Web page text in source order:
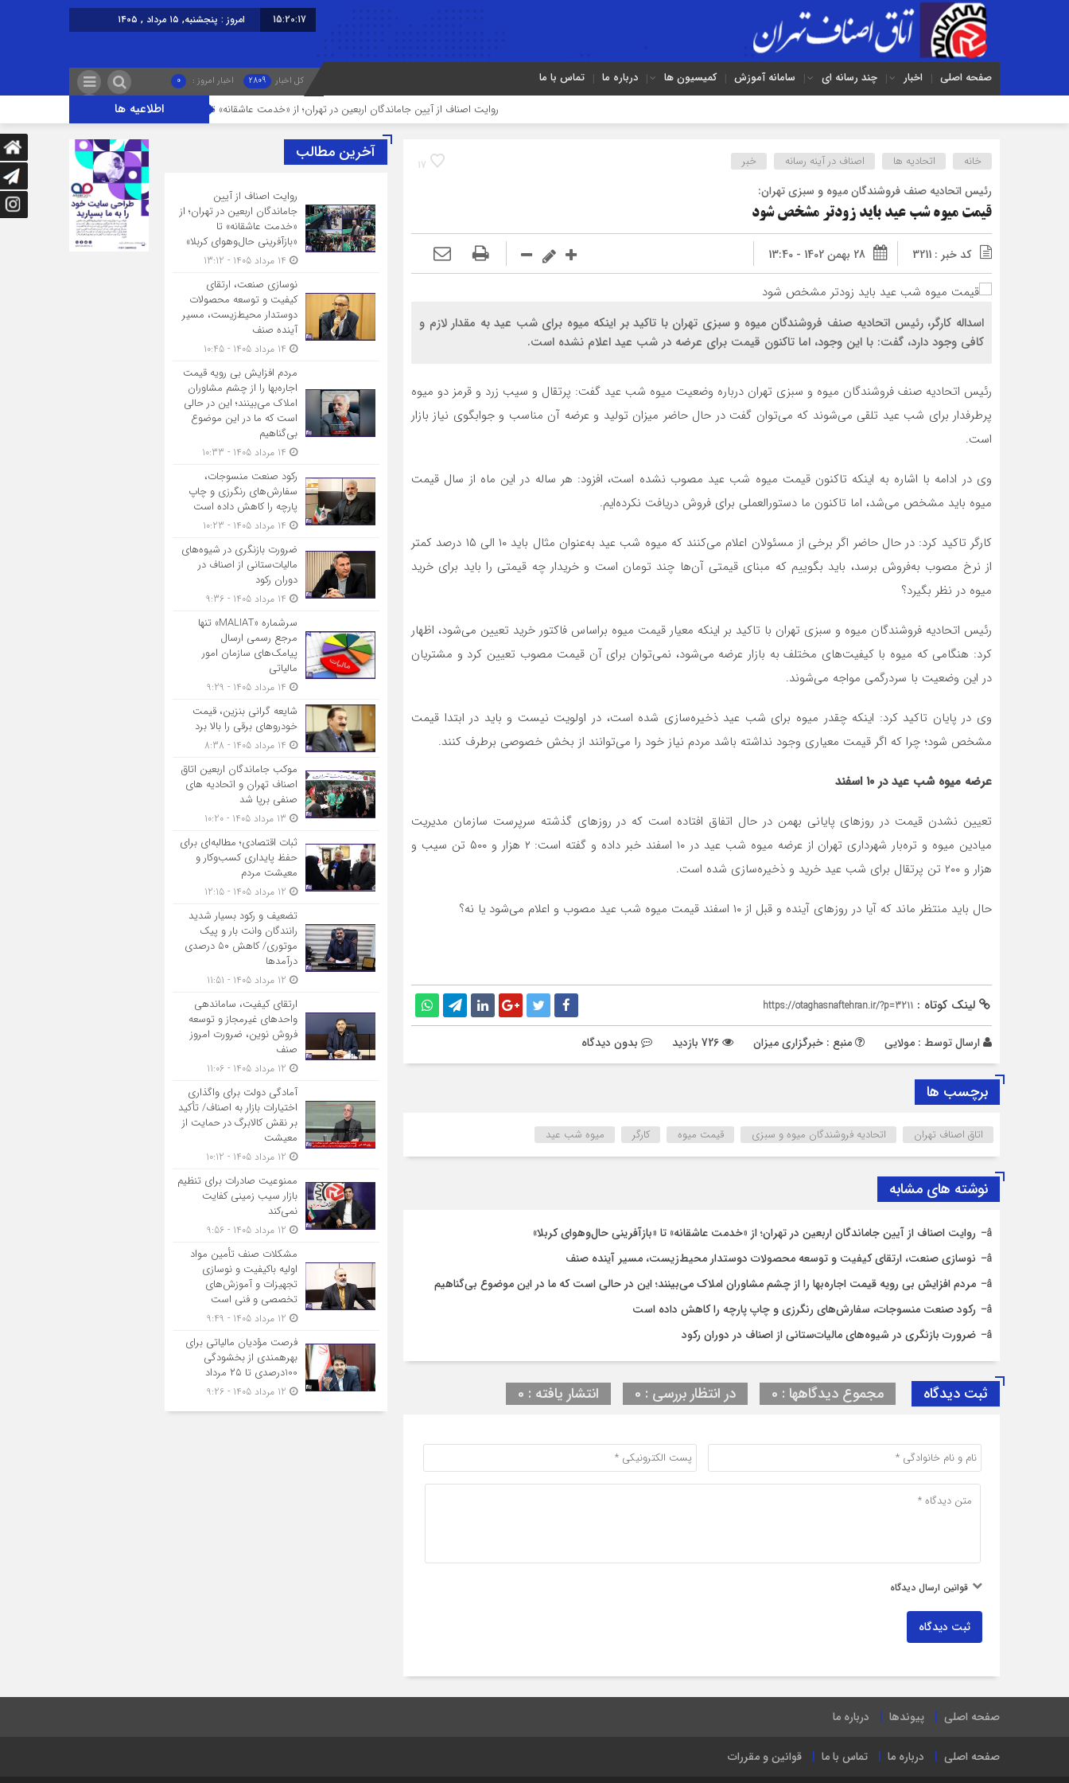
15:20:18 امروز : پنجشنبه, ۱۵ مرداد , ۱۴۰۵
صفحه اصلی اخبار چند رسانه ای سامانه آموزش کمیسیون ها درباره ما تماس با ما کل اخبار 2809 اخبار امروز : 0
اطلاعیه ها
روایت اصناف از آیین جاماندگان اربعین در تهران؛ از «خدمت عاشقانه» تا «بازآفرینی حال‌وهوای کربلا»
17 خانه اتحادیه ها اصناف در آینه رسانه خبر
رئیس اتحادیه صنف فروشندگان میوه و سبزی تهران:
قیمت میوه شب عید باید زودتر مشخص شود
کد خبر : 3211 28 بهمن 1402 - 13:40
اسداله کارگر، رئیس اتحادیه صنف فروشندگان میوه و سبزی تهران با تاکید بر اینکه میوه برای شب عید به مقدار لازم و
کافی وجود دارد، گفت: با این وجود، اما تاکنون قیمت برای عرضه در شب عید اعلام نشده است.
رئیس اتحادیه صنف فروشندگان میوه و سبزی تهران درباره وضعیت میوه شب عید گفت: پرتقال و سیب زرد و قرمز دو میوه
پرطرفدار برای شب عید تلقی می‌شوند که می‌توان گفت در حال حاضر میزان تولید و عرضه آن مناسب و جوابگوی نیاز بازار
است.
وی در ادامه با اشاره به اینکه تاکنون قیمت میوه شب عید مصوب نشده است، افزود: هر ساله در این ماه از سال قیمت
میوه باید مشخص می‌شد، اما تاکنون ما دستورالعملی برای فروش دریافت نکرده‌ایم.
کارگر تاکید کرد: در حال حاضر اگر برخی از مسئولان اعلام می‌کنند که میوه شب عید به‌عنوان مثال باید ۱۰ الی ۱۵ درصد کمتر
از نرخ مصوب به‌فروش برسد، باید بگوییم که مبنای قیمتی آن‌ها چند تومان است و خریدار چه قیمتی را باید برای خرید
میوه در نظر بگیرد؟
رئیس اتحادیه فروشندگان میوه و سبزی تهران با تاکید بر اینکه معیار قیمت میوه براساس فاکتور خرید تعیین می‌شود، اظهار
کرد: هنگامی که میوه با کیفیت‌های مختلف به بازار عرضه می‌شود، نمی‌توان برای آن قیمت مصوب تعیین کرد و مشتریان
در این وضعیت با سردرگمی مواجه می‌شوند.
وی در پایان تاکید کرد: اینکه چقدر میوه برای شب عید ذخیره‌سازی شده است، در اولویت نیست و باید در ابتدا قیمت
مشخص شود؛ چرا که اگر قیمت معیاری وجود نداشته باشد مردم نیاز خود را می‌توانند از بخش خصوصی برطرف کنند.
عرضه میوه شب عید در ۱۰ اسفند
تعیین نشدن قیمت در روز‌های پایانی بهمن در حال اتفاق افتاده است که در روز‌های گذشته سرپرست سازمان مدیریت
میادین میوه و تره‌بار شهرداری تهران از عرضه میوه شب عید در ۱۰ اسفند خبر داده و گفته است: ۲ هزار و ۵۰۰ تن سیب و
هزار و ۲۰۰ تن پرتقال برای شب عید خرید و ذخیره‌سازی شده است.
حال باید منتظر ماند که آیا در روز‌های آینده و قبل از ۱۰ اسفند قیمت میوه شب عید مصوب و اعلام می‌شود یا نه؟
لینک کوتاه : https://otaghasnaftehran.ir/?p=3211
ارسال توسط : مولایی منبع : خبرگزاری میزان بدون دیدگاه
برچسب ها
اتاق اصناف تهران اتحادیه فروشندگان میوه و سبزی قیمت میوه کارگر میوه شب عید
نوشته های مشابه
روایت اصناف از آیین جاماندگان اربعین در تهران؛ از «خدمت عاشقانه» تا «بازآفرینی حال‌وهوای کربلا»
نوسازی صنعت، ارتقای کیفیت و توسعه محصولات دوستدار محیط‌زیست، مسیر آینده صنف
مردم افزایش بی رویه قیمت اجاره‌بها را از چشم مشاوران املاک می‌بینند؛ این در حالی است که ما در این موضوع بی‌گناهیم
رکود صنعت منسوجات، سفارش‌های رنگرزی و چاپ پارچه را کاهش داده است
ضرورت بازنگری در شیوه‌های مالیات‌ستانی از اصناف در دوران رکود
ثبت دیدگاه مجموع دیدگاهها : 0 در انتظار بررسی : 0 انتشار یافته : 0
قوانین ارسال دیدگاه
ثبت دیدگاه
آخرین مطالب
روایت اصناف از آیین
جاماندگان اربعین در تهران؛ از
«خدمت عاشقانه» تا
«بازآفرینی حال‌وهوای کربلا»
نوسازی صنعت، ارتقای
کیفیت و توسعه محصولات
دوستدار محیط‌زیست، مسیر
آینده صنف
مردم افزایش بی رویه قیمت
اجاره‌بها را از چشم مشاوران
املاک می‌بینند؛ این در حالی
است که ما در این موضوع
بی‌گناهیم
رکود صنعت منسوجات،
سفارش‌های رنگرزی و چاپ
پارچه را کاهش داده است
ضرورت بازنگری در شیوه‌های
مالیات‌ستانی از اصناف در
دوران رکود
سرشماره «MALIAT» تنها
مرجع رسمی ارسال
پیامک‌های سازمان امور
مالیاتی
شایعه گرانی بنزین، قیمت
خودروهای برقی را بالا برد
موکب جاماندگان اربعین اتاق
اصناف تهران و اتحادیه های
صنفی برپا شد
ثبات اقتصادی؛ مطالبه‌ای برای
حفظ پایداری کسب‌وکار و
معیشت مردم
تضعیف و رکود بسیار شدید
رانندگان وانت بار و پیک
موتوری/ کاهش ۵۰ درصدی
درآمدها
ارتقای کیفیت، ساماندهی
واحدهای غیرمجاز و توسعه
فروش نوین، ضرورت امروز
صنف
آمادگی دولت برای واگذاری
اختیارات بازار به اصناف/ تأکید
بر نقش کالابرگ در حمایت از
معیشت
ممنوعیت صادرات برای تنظیم
بازار سیب زمینی کفایت
نمی‌کند
مشکلات صنف تأمین مواد
اولیه باکیفیت و نوسازی
تجهیزات و آموزش‌های
تخصصی و فنی است
فرصت مؤدیان مالیاتی برای
بهره‎مندی از بخشودگی
100درصدی تا ۲۵ مرداد
صفحه اصلی پیوندها درباره ما
صفحه اصلی درباره ما تماس با ما قوانین و مقررات